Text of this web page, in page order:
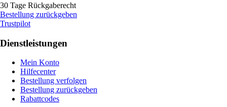
30 Tage Rückgaberecht
Bestellung zurückgeben
Trustpilot
Dienstleistungen
Mein Konto
Hilfecenter
Bestellung verfolgen
Bestellung zurückgeben
Rabattcodes